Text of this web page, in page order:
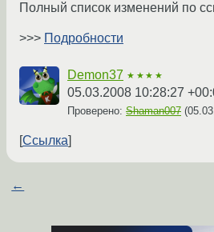
Полный список изменений по
>>> Подробности
Demon37 ★★★★
05.03.2008 10:28:27
Проверено: Shaman007 (
Ссылка
←